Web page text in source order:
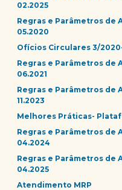
02.2025
Regras e Parâmetros de
05.2020
Ofícios Circulares 3/
Regras e Parâmetros de
06.2021
Regras e Parâmetros de
11.2023
Melhores Práticas-
Regras e Parâmetros de
04.2024
Regras e Parâmetros de
04.2025
Atendimento MRP